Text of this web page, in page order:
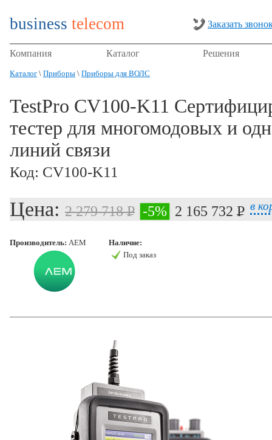
business telecom Заказать
Компания Каталог Решения
Каталог \ Приборы \ Приборы для ВОЛС
TestPro CV100-K11
тестер для многомодовых и
линий связи
Код: CV100-K11
Цена: 2 279 718 PУБ.
-5% 2 165 732 PУБ.
в
Производитель: AEM
Наличие:
Под заказ